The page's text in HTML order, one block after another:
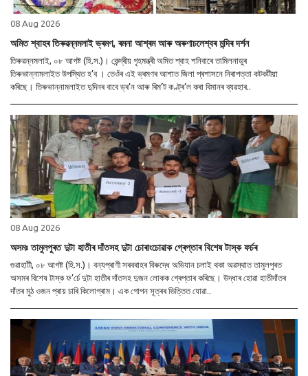
08 Aug 2026
অমিত শ্বাহৰ তিৰুৱন্নমলাই ভ্ৰমণ, ৰমনা আশ্ৰম আৰু অৰুণাচলেশ্বৰ মন্দিৰ দৰ্শন
তিৰুৱন্নমলাই, ০৮ আগষ্ট (হি.স.)। কেন্দ্ৰীয় গৃহমন্ত্ৰী অমিত শ্বাহ শনিবাৰে তামিলনাডুৰ
তিৰুভান্নামলাইত উপস্থিত হ’ব । তেওঁৰ এই ভ্ৰমণৰ আশাত জিলা প্ৰশাসনে নিৰাপত্তা কটকটীয়া
কৰিছে। তিৰুভান্নামলাইত দুদিনৰ বাবে ড্ৰ’ন আৰু ৰিম’ট কণ্ট্ৰ’ল কৰা বিমানৰ ব্যৱহাৰ..
08 Aug 2026
অসমঃ তামুলপুৰত দুটা হাতীৰ দাঁতসহ দুটা চোৰাংচোৱাক গ্ৰেপ্তাৰ বিশেষ টাস্ক ফৰ্চৰ
গুৱাহাটী, ০৮ আগষ্ট (হি.স.)। বন্যপ্ৰাণী সৰবৰাহৰ বিৰুদ্ধে অভিযান চলাই থকা অৱস্থাত তামুলপুৰত
অসমৰ বিশেষ টাস্ক ফ’ৰ্চে দুটা হাতীৰ দাঁতসহ দুজন লোকক গ্ৰেপ্তাৰ কৰিছে। উদ্ধাৰ হোৱা হাতীদাঁতৰ
দাঁতৰ মুঠ ওজন প্ৰায় চাৰি কিলোগ্ৰাম। এক গোপন সূত্ৰৰ ভিত্তিত যোৱা..